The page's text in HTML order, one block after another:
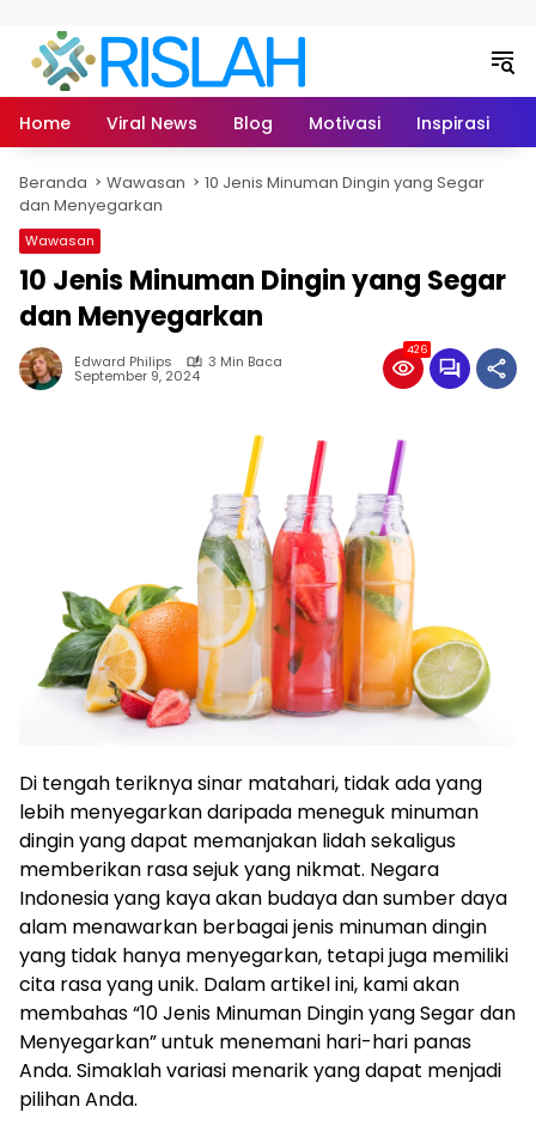
Home Viral News Blog Motivasi Inspirasi
Beranda Wawasan
10 Jenis Minuman Dingin yang Segar
dan Menyegarkan
Wawasan
10 Jenis Minuman Dingin yang Segar
dan Menyegarkan
Edward Philips 3 Min Baca
September 9, 2024
426
Di tengah teriknya sinar matahari, tidak ada yang
lebih menyegarkan daripada meneguk minuman
dingin yang dapat memanjakan lidah sekaligus
memberikan rasa sejuk yang nikmat. Negara
Indonesia yang kaya akan budaya dan sumber daya
alam menawarkan berbagai jenis minuman dingin
yang tidak hanya menyegarkan, tetapi juga memiliki
cita rasa yang unik. Dalam artikel ini, kami akan
membahas “10 Jenis Minuman Dingin yang Segar dan
Menyegarkan” untuk menemani hari-hari panas
Anda. Simaklah variasi menarik yang dapat menjadi
pilihan Anda.